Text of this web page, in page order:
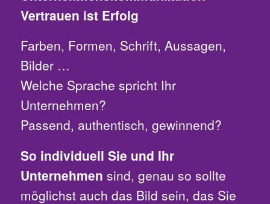
Vertrauen ist Erfolg
Farben, Formen, Schrift, Aussagen,
Bilder …
Welche Sprache spricht Ihr
Unternehmen?
Passend, authentisch, gewinnend?
So individuell Sie und Ihr
Unternehmen sind, genau so sollte
möglichst auch das Bild sein, das Sie